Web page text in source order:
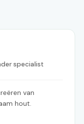
specialist
van
hout.